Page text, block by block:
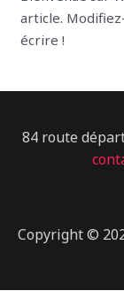
article.
écrire !
84 route
Copyright ©